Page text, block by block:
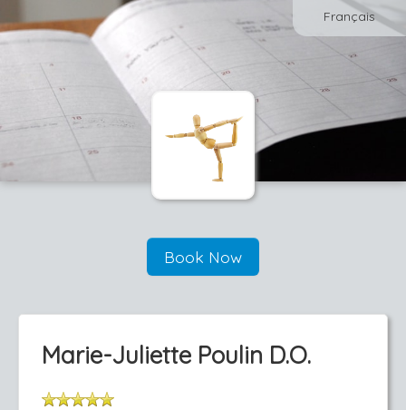
Français
Book Now
Marie-Juliette Poulin D.O.